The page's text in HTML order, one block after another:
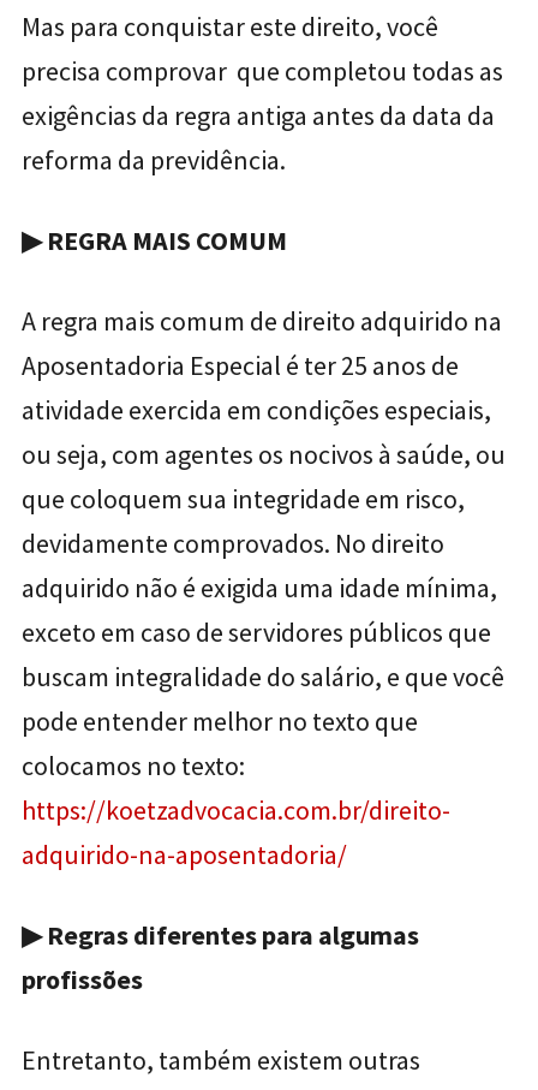
Mas para conquistar este direito, você
precisa comprovar que completou todas as
exigências da regra antiga antes da data da
reforma da previdência.
▶REGRA MAIS COMUM
A regra mais comum de direito adquirido na
Aposentadoria Especial é ter 25 anos de
atividade exercida em condições especiais,
ou seja, com agentes os nocivos à saúde, ou
que coloquem sua integridade em risco,
devidamente comprovados. No direito
adquirido não é exigida uma idade mínima,
exceto em caso de servidores públicos que
buscam integralidade do salário, e que você
pode entender melhor no texto que
colocamos no texto:
https://koetzadvocacia.com.br/direito-
adquirido-na-aposentadoria/
▶Regras diferentes para algumas
profissões
Entretanto, também existem outras